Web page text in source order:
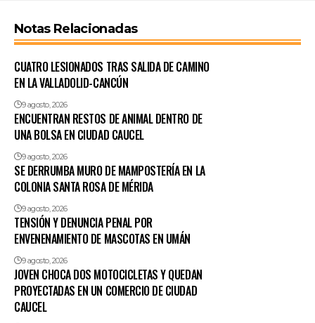
Notas Relacionadas
CUATRO LESIONADOS TRAS SALIDA DE CAMINO
EN LA VALLADOLID-CANCÚN
9 agosto, 2026
ENCUENTRAN RESTOS DE ANIMAL DENTRO DE
UNA BOLSA EN CIUDAD CAUCEL
9 agosto, 2026
SE DERRUMBA MURO DE MAMPOSTERÍA EN LA
COLONIA SANTA ROSA DE MÉRIDA
9 agosto, 2026
TENSIÓN Y DENUNCIA PENAL POR
ENVENENAMIENTO DE MASCOTAS EN UMÁN
9 agosto, 2026
JOVEN CHOCA DOS MOTOCICLETAS Y QUEDAN
PROYECTADAS EN UN COMERCIO DE CIUDAD
CAUCEL